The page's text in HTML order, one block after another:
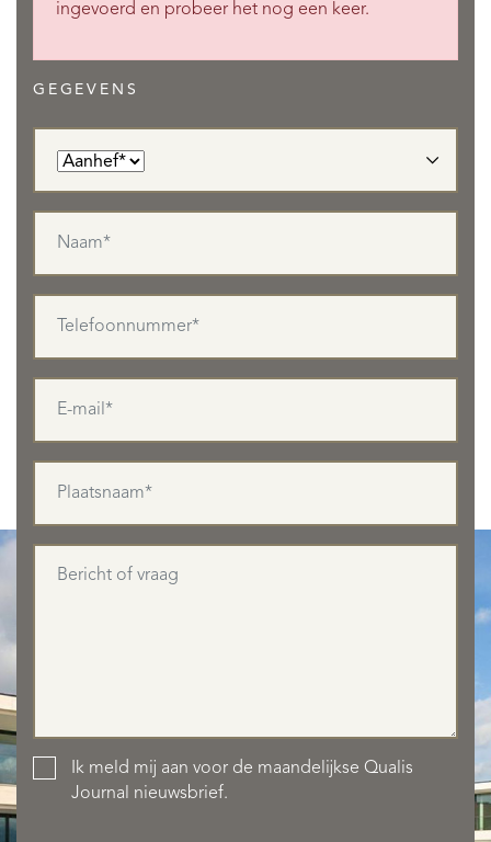
ingevoerd en probeer het nog een keer.
GEGEVENS
Ik meld mij aan voor de maandelijkse Qualis
Journal nieuwsbrief.